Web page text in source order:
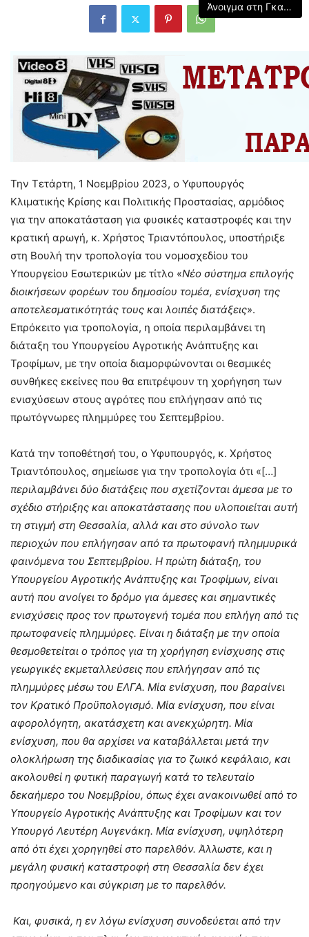
Άνοιγμα στη Γκαλερί
Την Τετάρτη, 1 Νοεμβρίου 2023, ο Υφυπουργός
Κλιματικής Κρίσης και Πολιτικής Προστασίας, αρμόδιος
για την αποκατάσταση για φυσικές καταστροφές και την
κρατική αρωγή, κ. Χρήστος Τριαντόπουλος, υποστήριξε
στη Βουλή την τροπολογία του νομοσχεδίου του
Υπουργείου Εσωτερικών με τίτλο «Νέο σύστημα επιλογής
διοικήσεων φορέων του δημοσίου τομέα, ενίσχυση της
αποτελεσματικότητάς τους και λοιπές διατάξεις».
Επρόκειτο για τροπολογία, η οποία περιλαμβάνει τη
διάταξη του Υπουργείου Αγροτικής Ανάπτυξης και
Τροφίμων, με την οποία διαμορφώνονται οι θεσμικές
συνθήκες εκείνες που θα επιτρέψουν τη χορήγηση των
ενισχύσεων στους αγρότες που επλήγησαν από τις
πρωτόγνωρες πλημμύρες του Σεπτεμβρίου.
Κατά την τοποθέτησή του, ο Υφυπουργός, κ. Χρήστος
Τριαντόπουλος, σημείωσε για την τροπολογία ότι «[…]
περιλαμβάνει δύο διατάξεις που σχετίζονται άμεσα με το
σχέδιο στήριξης και αποκατάστασης που υλοποιείται αυτή
τη στιγμή στη Θεσσαλία, αλλά και στο σύνολο των
περιοχών που επλήγησαν από τα πρωτοφανή πλημμυρικά
φαινόμενα του Σεπτεμβρίου. Η πρώτη διάταξη, του
Υπουργείου Αγροτικής Ανάπτυξης και Τροφίμων, είναι
αυτή που ανοίγει το δρόμο για άμεσες και σημαντικές
ενισχύσεις προς τον πρωτογενή τομέα που επλήγη από τις
πρωτοφανείς πλημμύρες. Είναι η διάταξη με την οποία
θεσμοθετείται ο τρόπος για τη χορήγηση ενίσχυσης στις
γεωργικές εκμεταλλεύσεις που επλήγησαν από τις
πλημμύρες μέσω του ΕΛΓΑ. Μία ενίσχυση, που βαραίνει
τον Κρατικό Προϋπολογισμό. Μία ενίσχυση, που είναι
αφορολόγητη, ακατάσχετη και ανεκχώρητη. Μία
ενίσχυση, που θα αρχίσει να καταβάλλεται μετά την
ολοκλήρωση της διαδικασίας για το ζωικό κεφάλαιο, και
ακολουθεί η φυτική παραγωγή κατά το τελευταίο
δεκαήμερο του Νοεμβρίου, όπως έχει ανακοινωθεί από το
Υπουργείο Αγροτικής Ανάπτυξης και Τροφίμων και τον
Υπουργό Λευτέρη Αυγενάκη. Μία ενίσχυση, υψηλότερη
από ότι έχει χορηγηθεί στο παρελθόν. Άλλωστε, και η
μεγάλη φυσική καταστροφή στη Θεσσαλία δεν έχει
προηγούμενο και σύγκριση με το παρελθόν.
Και, φυσικά, η εν λόγω ενίσχυση συνοδεύεται από την